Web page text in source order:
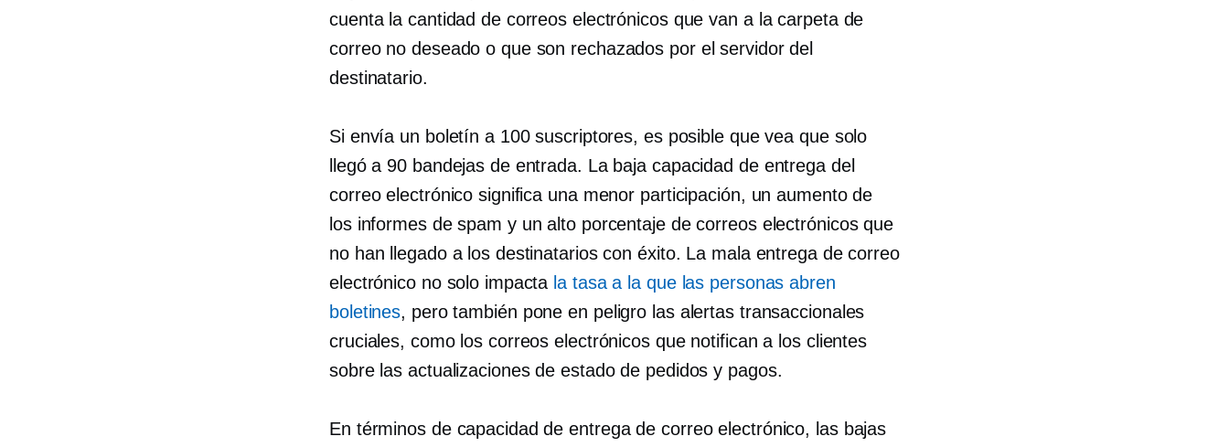
cuenta la cantidad de correos electrónicos que van a la carpeta de
correo no deseado o que son rechazados por el servidor del
destinatario.
Si envía un boletín a 100 suscriptores, es posible que vea que solo
llegó a 90 bandejas de entrada. La baja capacidad de entrega del
correo electrónico significa una menor participación, un aumento de
los informes de spam y un alto porcentaje de correos electrónicos que
no han llegado a los destinatarios con éxito. La mala entrega de correo
electrónico no solo impacta la tasa a la que las personas abren
boletines, pero también pone en peligro las alertas transaccionales
cruciales, como los correos electrónicos que notifican a los clientes
sobre las actualizaciones de estado de pedidos y pagos.
En términos de capacidad de entrega de correo electrónico, las bajas